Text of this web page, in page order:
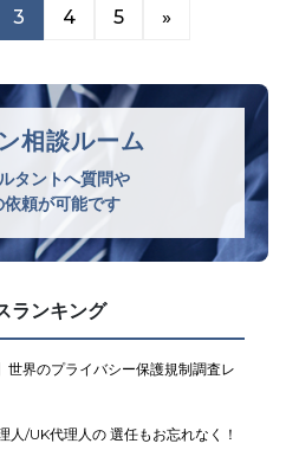
3 4 5 »
相談ルーム
タントへ質問や
頼が可能です
ランキング
世界のプライバシー保護規制調査レ
人/UK代理人の 選任もお忘れなく！